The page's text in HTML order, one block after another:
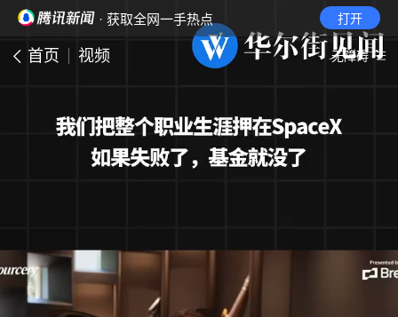
· 获取全网一手热点 打开
首页 视频 无障碍